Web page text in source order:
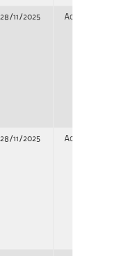
28/11/2025 Adjudicación
28/11/2025 Adjudicación